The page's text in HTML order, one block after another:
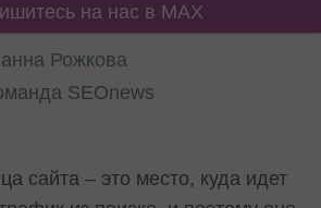
на нас в MAX
Рожкова
SEOnews
сайта – это место, куда идет